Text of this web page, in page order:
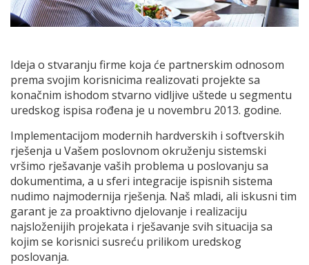
Ideja o stvaranju firme koja će partnerskim odnosom
prema svojim korisnicima realizovati projekte sa
konačnim ishodom stvarno vidljive uštede u segmentu
uredskog ispisa rođena je u novembru 2013. godine.
Implementacijom modernih hardverskih i softverskih
rješenja u Vašem poslovnom okruženju sistemski
vršimo rješavanje vaših problema u poslovanju sa
dokumentima, a u sferi integracije ispisnih sistema
nudimo najmodernija rješenja. Naš mladi, ali iskusni tim
garant je za proaktivno djelovanje i realizaciju
najsloženijih projekata i rješavanje svih situacija sa
kojim se korisnici susreću prilikom uredskog
poslovanja.